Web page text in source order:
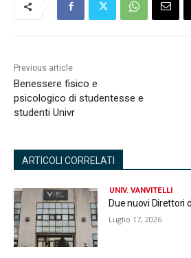
Previous article
Benessere fisico e
psicologico di studentesse e
studenti Univr
ARTICOLI CORRELATI
UNIV. VANVITELLI
Due nuovi Direttori
Luglio 17, 2026